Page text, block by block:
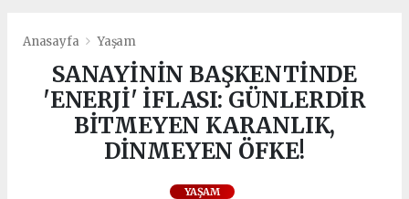
Anasayfa Yaşam
SANAYİNİN BAŞKENTİNDE
'ENERJİ' İFLASI: GÜNLERDİR
BİTMEYEN KARANLIK,
DİNMEYEN ÖFKE!
YAŞAM